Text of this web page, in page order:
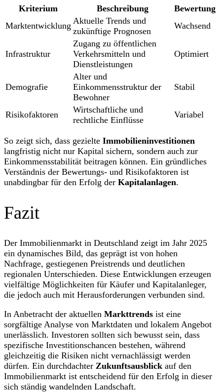
Kriterium Beschreibung
Bewertung
Marktentwicklung Aktuelle Trends und
zukünftige Prognosen
Wachsend
Infrastruktur
Zugang zu öffentlichen
Verkehrsmitteln und
Dienstleistungen
Optimiert
Demografie
Alter und
Einkommensstruktur der
Bewohner
Stabil
Risikofaktoren
Wirtschaftliche und
rechtliche Einflüsse
Variabel
So zeigt sich, dass gezielte Immobilieninvestitionen
langfristig nicht nur Kapital sichern, sondern auch zur
Einkommensstabilität beitragen können. Ein gründliches
Verständnis der Bewertungs- und Risikofaktoren ist
unabdingbar für den Erfolg der Kapitalanlagen.
Fazit
Der Immobilienmarkt in Deutschland zeigt im Jahr 2025
ein dynamisches Bild, das geprägt ist von hohen
Nachfrage, gestiegenen Preistrends und deutlichen
regionalen Unterschieden. Diese Entwicklungen erzeugen
vielfältige Möglichkeiten für Käufer und Kapitalanleger,
die jedoch auch mit Herausforderungen verbunden sind.
In Anbetracht der aktuellen Markttrends ist eine
sorgfältige Analyse von Marktdaten und lokalem Angebot
unerlässlich. Investoren sollten sich bewusst sein, dass
spezifische Investitionschancen bestehen, während
gleichzeitig die Risiken nicht vernachlässigt werden
dürfen. Ein durchdachter Zukunftsausblick auf den
Immobilienmarkt ist entscheidend für den Erfolg in dieser
sich ständig wandelnden Landschaft.